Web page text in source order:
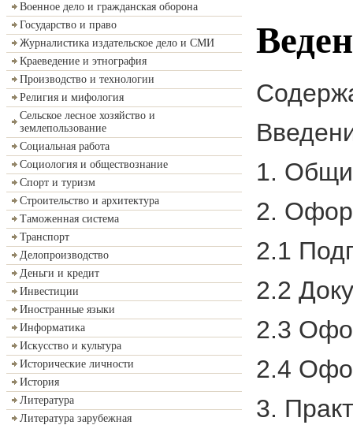
Военное дело и гражданская оборона
Государство и право
Журналистика издательское дело и СМИ
Краеведение и этнография
Производство и технологии
Религия и мифология
Сельское лесное хозяйство и
землепользование
Социальная работа
Социология и обществознание
Спорт и туризм
Строительство и архитектура
Таможенная система
Транспорт
Делопроизводство
Деньги и кредит
Инвестиции
Иностранные языки
Информатика
Искусство и культура
Исторические личности
История
Литература
Литература зарубежная
1.
2.
2.1
2.2
2.3
2.4
3.